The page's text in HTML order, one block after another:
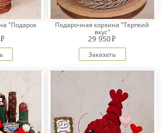
"Подарок
Подарочная корзина "Терпкий
вкус"
29 950
Заказать